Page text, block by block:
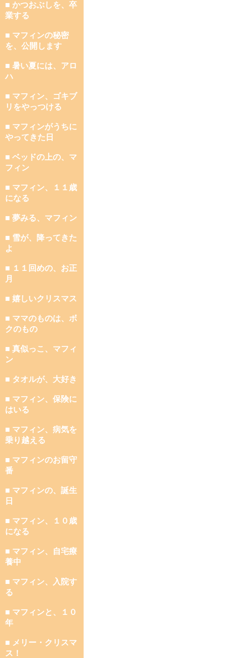
■ かつおぶしを、卒
業する
■ マフィンの秘密
を、公開します
■ 暑い夏には、アロ
ハ
■ マフィン、ゴキブ
リをやっつける
■ マフィンがうちに
やってきた日
■ ベッドの上の、マ
フィン
■ マフィン、１１歳
になる
■ 夢みる、マフィン
■ 雪が、降ってきた
よ
■ １１回めの、お正
月
■ 嬉しいクリスマス
■ ママのものは、ボ
クのもの
■ 真似っこ、マフィ
ン
■ タオルが、大好き
■ マフィン、保険に
はいる
■ マフィン、病気を
乗り越える
■ マフィンのお留守
番
■ マフィンの、誕生
日
■ マフィン、１０歳
になる
■ マフィン、自宅療
養中
■ マフィン、入院す
る
■ マフィンと、１０
年
■ メリー・クリスマ
ス！